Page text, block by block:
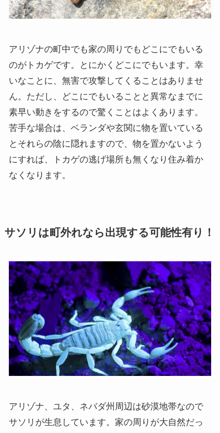
アリゾナの町中でも家の周りでもどこにでもいる
のがトカゲです。とにかくどこにでもいます。幸
いなことに、無害で攻撃してくることはありませ
ん。ただし、どこにでもいることと異常なまでに
素早い動きをするので驚くことはよくあります。
苦手な場合は、ベランダや玄関に物を置いている
とそれらの陰に隠れますので、物を置かないよう
にすれば、トカゲの逃げ場所も無くなり住み着か
なくなります。
サソリは町外れなら出現する可能性有り！
アリゾナ、ユタ、ネバダ州周辺は砂漠地帯なので
サソリが生息しています。家の周りが大自然だっ